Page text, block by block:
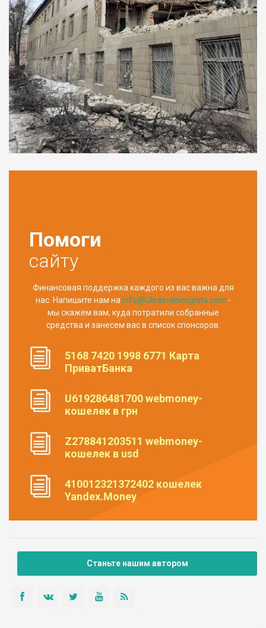
Помоги
сайту
Финансовая поддержка каждого из вас важна для
нас. Напишите нам наinfo@UkrainaIncognita.com -
мы скажем вам, куда потратили собранные
средства и занесем вас в список спонсоров.
5168 7420 1998 6771 Карта
ПриватБанка
U619286481700 webmoney-
кошелек в грн
Z278841203511 webmoney-
кошелек в usd
410012321372402 кошелек
Yandex.Money
Станьте нашим автором